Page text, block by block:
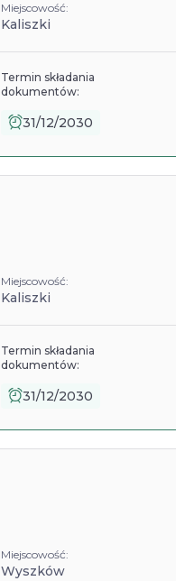
Miejscowość:
Kaliszki
Termin składania
dokumentów:
31/12/2030
Miejscowość:
Kaliszki
Termin składania
dokumentów:
31/12/2030
Miejscowość:
Wyszków